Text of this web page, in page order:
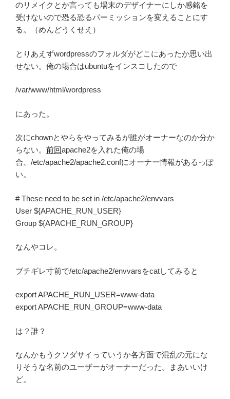
のリメイクとか言っても場末のデザイナーにしか感銘を
受けないので恐る恐るパーミッションを変えることにす
る。（めんどうくせえ）
とりあえずwordpressのフォルダがどこにあったか思い出
せない。俺の場合はubuntuをインスコしたので
/var/www/html/wordpress
にあった。
次にchownとやらをやってみるが誰がオーナーなのか分か
らない。 前回apache2を入れた俺の場
合、/etc/apache2/apache2.confにオーナー情報があるっぽ
い。
# These need to be set in /etc/apache2/envvars
User ${APACHE_RUN_USER}
Group ${APACHE_RUN_GROUP}
なんやコレ。
ブチギレ寸前で/etc/apache2/envvarsをcatしてみると
export APACHE_RUN_USER=www-data
export APACHE_RUN_GROUP=www-data
は？誰？
なんかもうクソダサイっていうか各方面で混乱の元にな
りそうな名前のユーザーがオーナーだった。まあいいけ
ど。